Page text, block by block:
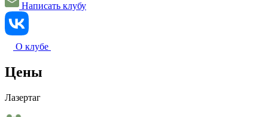
Написать клубу
О клубе
Цены
Лазертаг